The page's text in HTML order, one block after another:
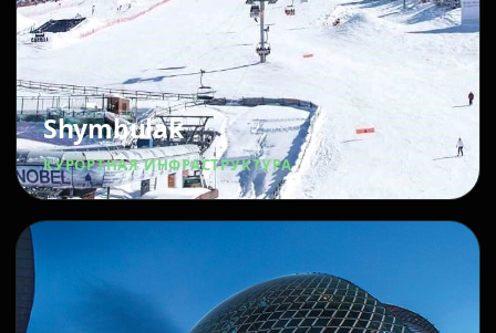
Shymbulak
КУРОРТНАЯ ИНФРАСТРУКТУРА